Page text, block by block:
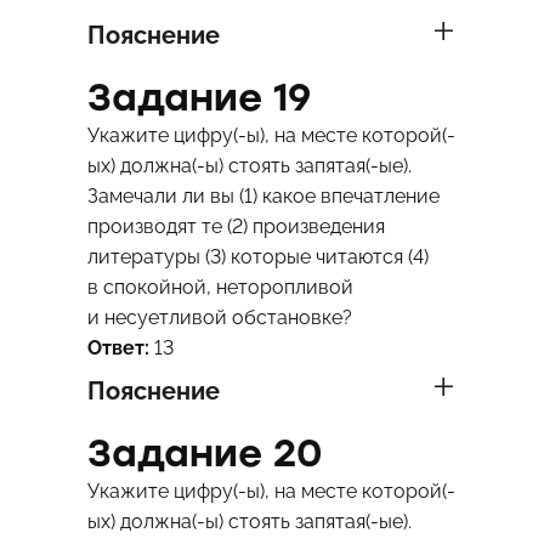
Пояснение
Задание 19
Укажите цифру(-ы), на месте которой(-
ых) должна(-ы) стоять запятая(-ые).
Замечали ли вы (1) какое впечатление
производят те (2) произведения
литературы (3) которые читаются (4)
в спокойной, неторопливой
и несуетливой обстановке?
Ответ: 13
Пояснение
Задание 20
Укажите цифру(-ы), на месте которой(-
ых) должна(-ы) стоять запятая(-ые).